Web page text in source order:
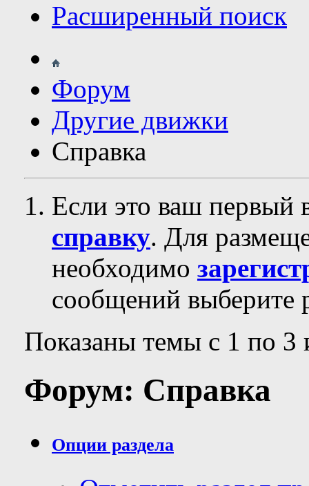
Расширенный поиск
Форум
Другие движки
Справка
Если это ваш первый
справку. Для
необходимо
сообщений выберите
Показаны темы с 1 по 3
Форум: Справка
Опции раздела